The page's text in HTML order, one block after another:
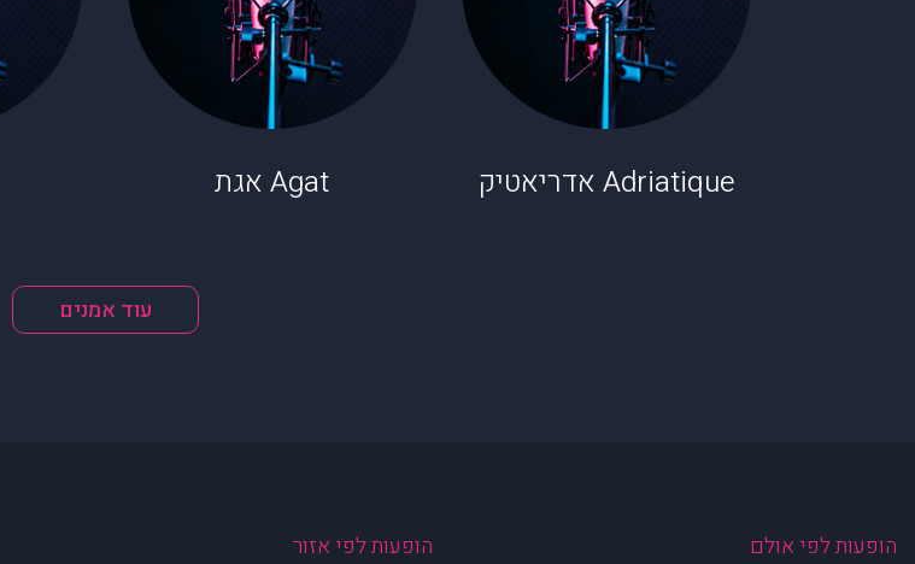
Adriatique אדריאטיק Agat אגת
עוד אמנים
הופעות לפי אולם הופעות לפי אזור